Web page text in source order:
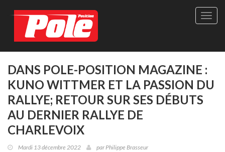
Site
-
Le
DANS POLE-POSITION MAGAZINE :
KUNO WITTMER ET LA PASSION DU
RALLYE; RETOUR SUR SES DÉBUTS
AU DERNIER RALLYE DE
CHARLEVOIX
Mardi 13 décembre 2022 parPhilippe Brasseur